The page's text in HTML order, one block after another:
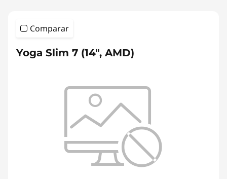
Comparar
Yoga Slim 7 (14", AMD)